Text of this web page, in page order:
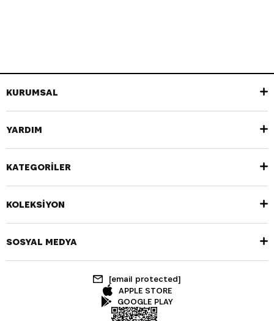
KURUMSAL
YARDIM
KATEGORİLER
KOLEKSİYON
SOSYAL MEDYA
[email protected]
APPLE STORE
GOOGLE PLAY